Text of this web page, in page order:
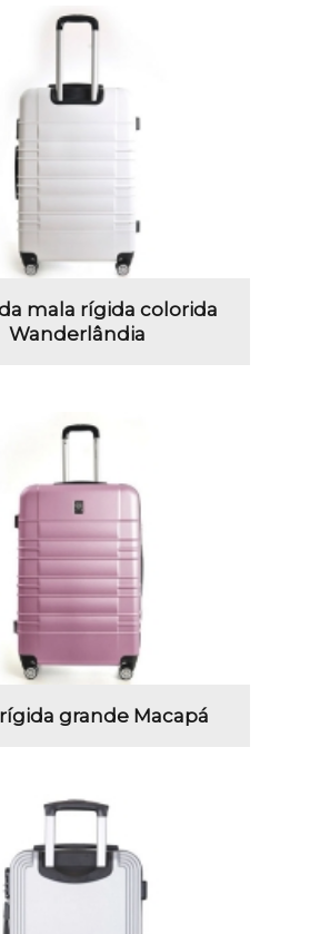
mala rígida colorida
Wanderlândia
grande Macapá